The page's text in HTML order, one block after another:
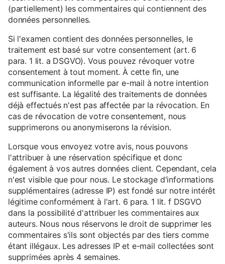
(partiellement) les commentaires qui contiennent des
données personnelles.
Si l'examen contient des données personnelles, le
traitement est basé sur votre consentement (art. 6
para. 1 lit. a DSGVO). Vous pouvez révoquer votre
consentement à tout moment. À cette fin, une
communication informelle par e-mail à notre intention
est suffisante. La légalité des traitements de données
déjà effectués n'est pas affectée par la révocation. En
cas de révocation de votre consentement, nous
supprimerons ou anonymiserons la révision.
Lorsque vous envoyez votre avis, nous pouvons
l'attribuer à une réservation spécifique et donc
également à vos autres données client. Cependant, cela
n'est visible que pour nous. Le stockage d'informations
supplémentaires (adresse IP) est fondé sur notre intérêt
légitime conformément à l'art. 6 para. 1 lit. f DSGVO
dans la possibilité d'attribuer les commentaires aux
auteurs. Nous nous réservons le droit de supprimer les
commentaires s'ils sont objectés par des tiers comme
étant illégaux. Les adresses IP et e-mail collectées sont
supprimées après 4 semaines.